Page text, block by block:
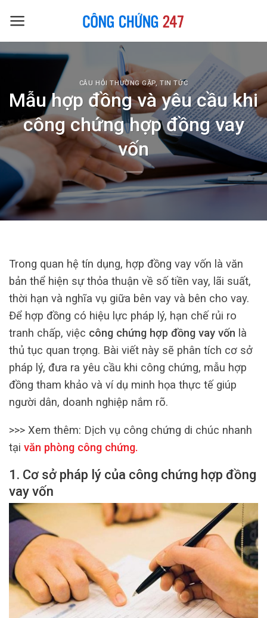
CÂU HỎI THƯỜNG GẶP,TIN TỨC
Mẫu hợp đồng và yêu cầu khi
công chứng hợp đồng vay
vốn
Trong quan hệ tín dụng, hợp đồng vay vốn là văn
bản thể hiện sự thỏa thuận về số tiền vay, lãi suất,
thời hạn và nghĩa vụ giữa bên vay và bên cho vay.
Để hợp đồng có hiệu lực pháp lý, hạn chế rủi ro
tranh chấp, việc công chứng hợp đồng vay vốn là
thủ tục quan trọng. Bài viết này sẽ phân tích cơ sở
pháp lý, đưa ra yêu cầu khi công chứng, mẫu hợp
đồng tham khảo và ví dụ minh họa thực tế giúp
người dân, doanh nghiệp nắm rõ.
>>> Xem thêm: Dịch vụ công chứng di chúc nhanh
tại văn phòng công chứng.
1. Cơ sở pháp lý của công chứng hợp đồng
vay vốn